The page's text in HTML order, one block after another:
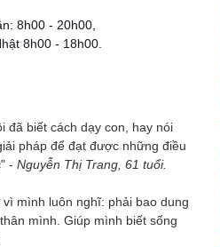
8h00 - 20h00,
8h00 - 18h00
đã biết cách dạy con, hay nói
pháp để đạt được những điều
- Nguyễn Thị Trang, 61 tuổi.
mình luôn nghĩ: phải bao dung
mình. Giúp mình biết sống